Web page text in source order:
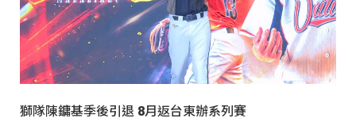
獅隊陳鏞基季後引退 8月返台東辦系列賽